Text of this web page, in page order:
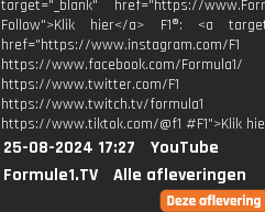
target="_blank" href="https://
Follow">Klik hier</a> F1®: <a
href="https://www.instagram.com/F1
https://www.facebook.com/Formula1/
https://www.twitter.com/F1
https://www.twitch.tv/formula1
https://www.tiktok.com/@f1 #F1">Klik
25-08-2024 17:27
YouTube
Formule1.TV
Alle afleveringen